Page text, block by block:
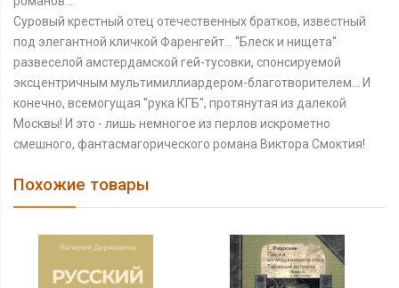
Суровый крестный отец отечественных братков, известный
под элегантной кличкой Фаренгейт... ''Блеск и нищета''
развеселой амстердамской гей-тусовки, спонсируемой
эксцентричным мультимиллиардером-благотворителем... И
конечно, всемогущая ''рука КГБ'', протянутая из далекой
Москвы! И это - лишь немногое из перлов искрометно
смешного, фантасмагорического романа Виктора Смоктия!
Похожие товары